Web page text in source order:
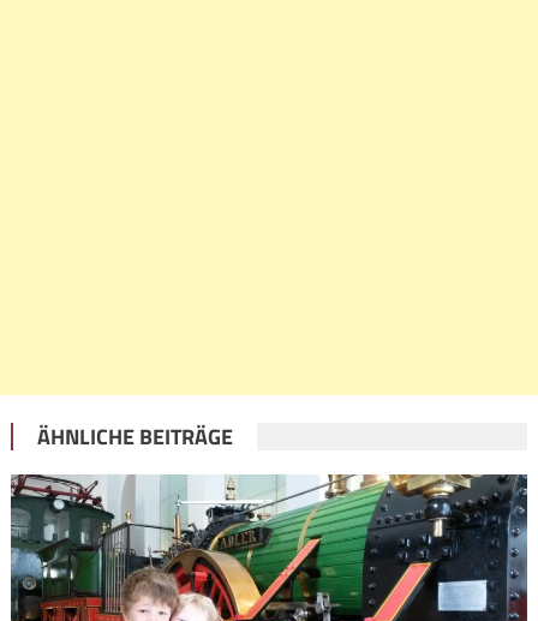
ÄHNLICHE BEITRÄGE